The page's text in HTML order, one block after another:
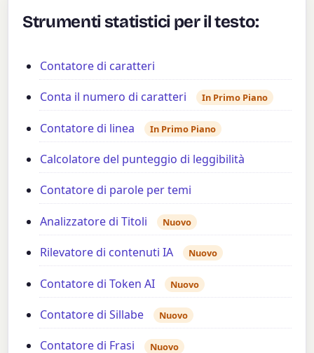
Strumenti statistici per il testo:
Contatore di caratteri
Conta il numero di caratteri In Primo Piano
Contatore di linea In Primo Piano
Calcolatore del punteggio di leggibilità
Contatore di parole per temi
Analizzatore di Titoli Nuovo
Rilevatore di contenuti IA Nuovo
Contatore di Token AI Nuovo
Contatore di Sillabe Nuovo
Contatore di Frasi Nuovo